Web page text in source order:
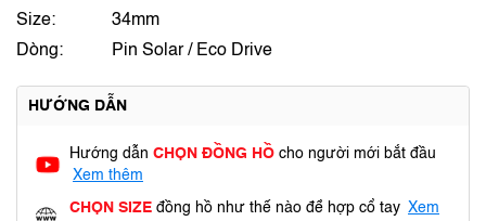
Size:
34mm
Dòng:
Pin Solar / Eco Drive
HƯỚNG DẪN
Hướng dẫn CHỌN ĐỒNG HỒ cho người mới bắt đầu
Xem thêm
CHỌN SIZE đồng hồ như thế nào để hợp cổ tay Xem